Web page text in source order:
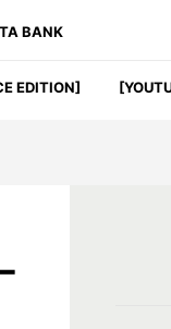
BANK
EDITION]